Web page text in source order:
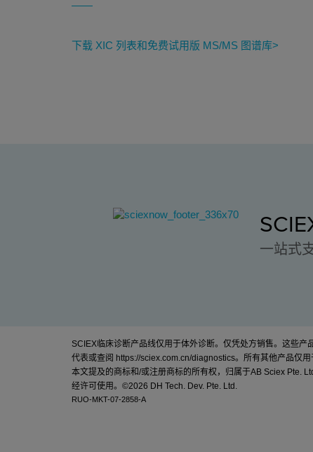
下载 XIC 列表和免费试用版 MS/MS 图谱库>
一站式
SCIEX临床诊断产品线仅用于体外诊断。仅凭处方销售。这些
代表或查阅 https://sciex.com.cn/diagnostics。所有其他产品仅用
本文提及的商标和/或注册商标的所有权，归属于AB Sciex Pte.
经许可使用。©2026 DH Tech. Dev. Pte. Ltd.
RUO-MKT-07-2858-A